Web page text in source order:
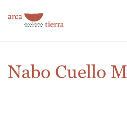
Nabo Cuello